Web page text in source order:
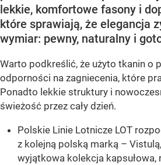
lekkie, komfortowe fasony i
które sprawiają, że elegancja
wymiar: pewny, naturalny i
Warto podkreślić, że użyto tkanin o
odporności na zagniecenia, które
Ponadto lekkie struktury i
świeżość przez cały dzień.
Polskie Linie Lotnicze LOT
z kolejną polską marką –
wyjątkowa kolekcja kapsułowa,